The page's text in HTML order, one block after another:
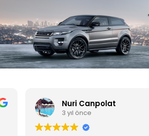
Nuri Canpolat
3 yıl önce